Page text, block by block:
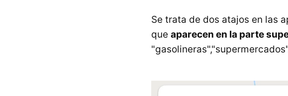
Se trata de dos atajos en las
que aparecen en la parte